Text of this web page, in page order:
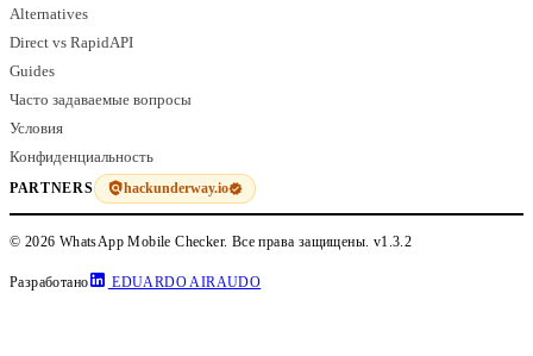
Alternatives
Direct vs RapidAPI
Guides
Часто задаваемые вопросы
Условия
Конфиденциальность
PARTNERS hackunderway.io
© 2026 WhatsApp Mobile Checker. Все права защищены. v1.3.2
Разработано EDUARDO AIRAUDO